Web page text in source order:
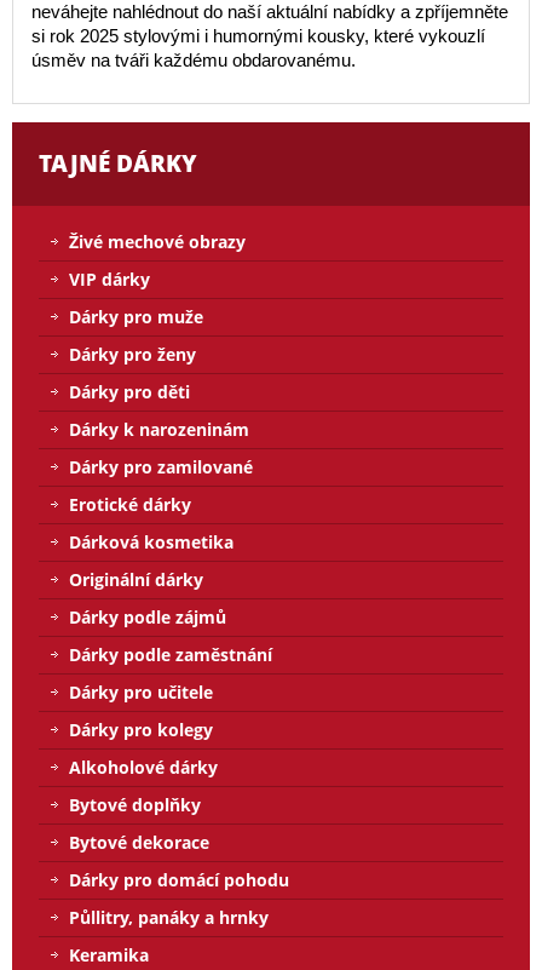
neváhejte nahlédnout do naší aktuální nabídky a zpříjemněte
si rok 2025 stylovými i humornými kousky, které vykouzlí
úsměv na tváři každému obdarovanému.
TAJNÉ DÁRKY
Živé mechové obrazy
VIP dárky
Dárky pro muže
Dárky pro ženy
Dárky pro děti
Dárky k narozeninám
Dárky pro zamilované
Erotické dárky
Dárková kosmetika
Originální dárky
Dárky podle zájmů
Dárky podle zaměstnání
Dárky pro učitele
Dárky pro kolegy
Alkoholové dárky
Bytové doplňky
Bytové dekorace
Dárky pro domácí pohodu
Půllitry, panáky a hrnky
Keramika